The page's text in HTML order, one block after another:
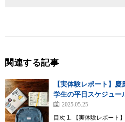
関連する記事
【実体験レポート】
学生の平日スケジュー
2025.05.25
目次 1. 【実体験レポート